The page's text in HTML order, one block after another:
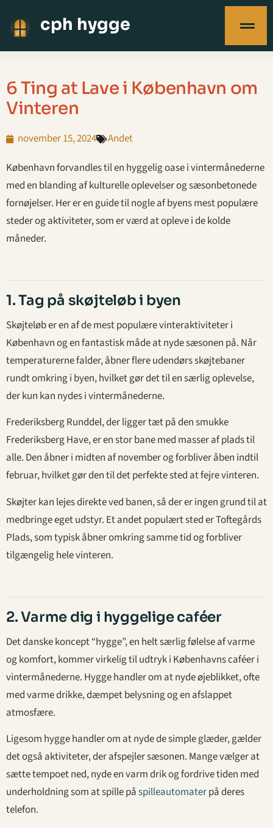
cph hygge
6 Ting at Lave i København om
Vinteren
november 15, 2024
Andet
København forvandles til en hyggelig oase i vintermånederne
med en blanding af kulturelle oplevelser og sæsonbetonede
fornøjelser. Her er en guide til nogle af byens mest populære
steder og aktiviteter, som er værd at opleve i de kolde
måneder.
1. Tag på skøjteløb i byen
Skøjteløb er en af de mest populære vinteraktiviteter i
København og en fantastisk måde at nyde sæsonen på. Når
temperaturerne falder, åbner flere udendørs skøjtebaner
rundt omkring i byen, hvilket gør det til en særlig oplevelse,
der kun kan nydes i vintermånederne.
Frederiksberg Runddel, der ligger tæt på den smukke
Frederiksberg Have, er en stor bane med masser af plads til
alle. Den åbner i midten af november og forbliver åben indtil
februar, hvilket gør den til det perfekte sted at fejre vinteren.
Skøjter kan lejes direkte ved banen, så der er ingen grund til at
medbringe eget udstyr. Et andet populært sted er Toftegårds
Plads, som typisk åbner omkring samme tid og forbliver
tilgængelig hele vinteren.
2. Varme dig i hyggelige caféer
Det danske koncept “hygge”, en helt særlig følelse af varme
og komfort, kommer virkelig til udtryk i Københavns caféer i
vintermånederne. Hygge handler om at nyde øjeblikket, ofte
med varme drikke, dæmpet belysning og en afslappet
atmosfære.
Ligesom hygge handler om at nyde de simple glæder, gælder
det også aktiviteter, der afspejler sæsonen. Mange vælger at
sætte tempoet ned, nyde en varm drik og fordrive tiden med
underholdning som at spille påspilleautomaterpå deres
telefon.